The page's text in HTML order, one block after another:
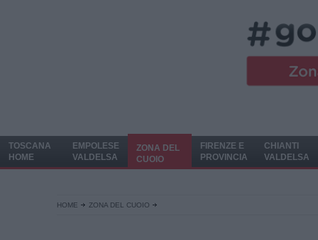
TOSCANA
HOME
EMPOLESE
VALDELSA
ZONA DEL
CUOIO
FIRENZE E
PROVINCIA
CHIANTI
VALDELSA
HOME ZONA DEL CUOIO